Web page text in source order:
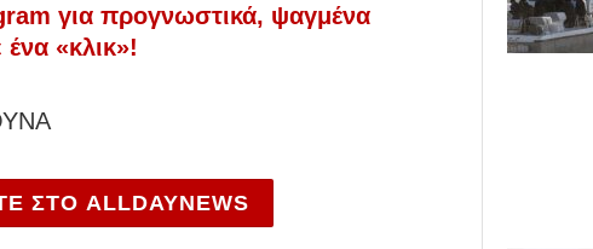
για προγνωστικά, ψαγμένα
«κλικ»!
ΣΤΟ ALLDAYNEWS